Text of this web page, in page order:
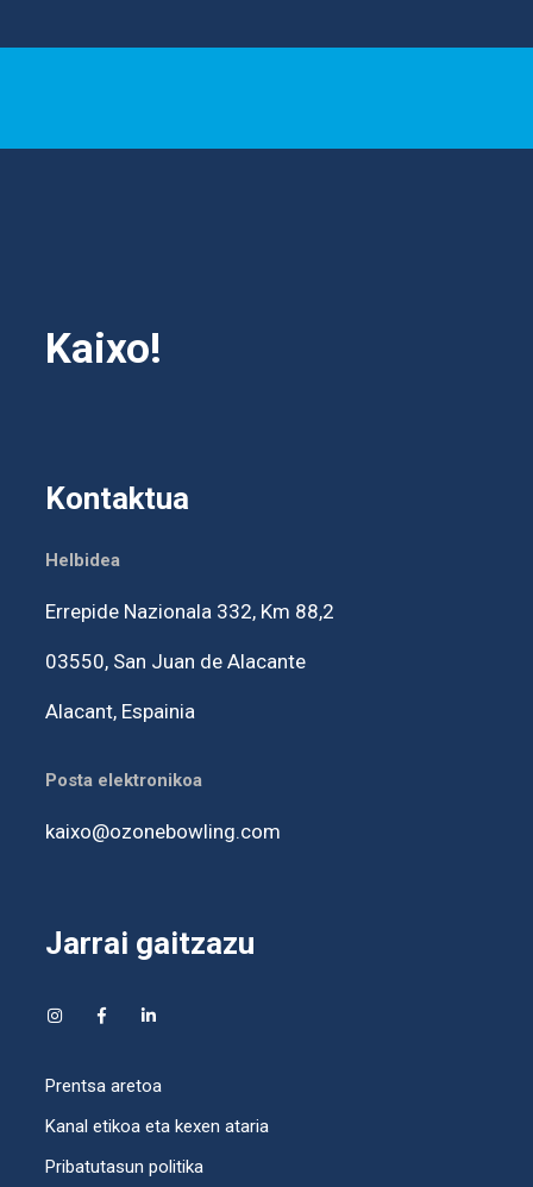
Kaixo!
Kontaktua
Helbidea
Errepide Nazionala 332, Km 88,2
03550, San Juan de Alacante
Alacant, Espainia
Posta elektronikoa
kaixo@ozonebowling.com
Jarrai gaitzazu
Prentsa aretoa
Kanal etikoa eta kexen ataria
Pribatutasun politika